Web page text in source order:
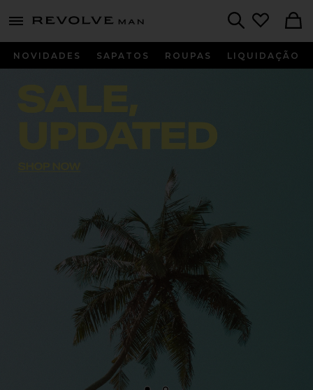
menu - shows more content
Revolve
NOVIDADES SAPATOS ROUPAS LIQUIDAÇÃO